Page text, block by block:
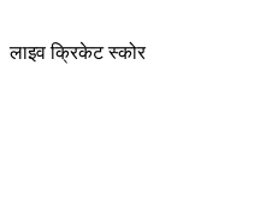
लाइव क्रिकेट स्कोर